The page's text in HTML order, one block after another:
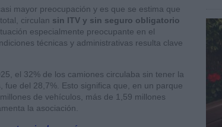
mayor preocupación y es que se estima que
circulan sin ITV y sin seguro obligatorio
especialmente preocupante en el
técnicas y administrativas resulta clave
el 32% de los camiones circulaba sin tener la
del 28,7%. Esto significa que, en un parque
de vehículos, más de 1,59 millones
la asociación.